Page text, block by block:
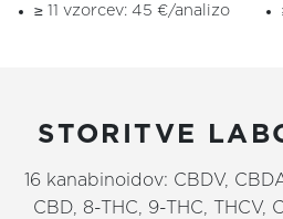
≥ 11 vzorcev: 45 €/analizo
STORITVE
16 kanabinoidov: CBDV,
CBD, 8-THC, 9-THC, THCV,